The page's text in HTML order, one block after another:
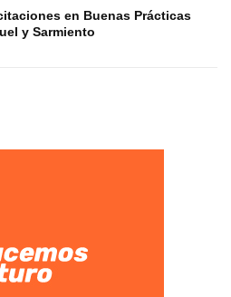
en Buenas Prácticas
y Sarmiento